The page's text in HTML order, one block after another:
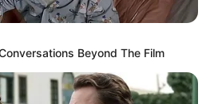
στην περιοχή για
να κολυμπήσει,
Beyond The Film